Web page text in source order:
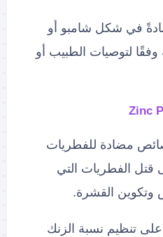
في شكل شامبو أو
لتوصيات الطبيب أو
مضادة للفطريات
قتل الفطريات التي
القشرة.
تنظيم نسبة الزنك